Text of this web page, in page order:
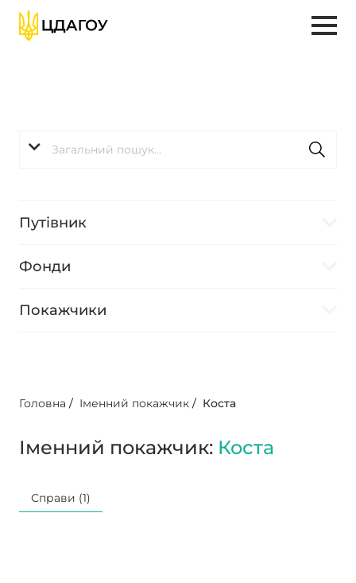
Путівник
Фонди
Покажчики
Головна / Іменний покажчик / Коста
Іменний покажчик: Коста
Справи (1)